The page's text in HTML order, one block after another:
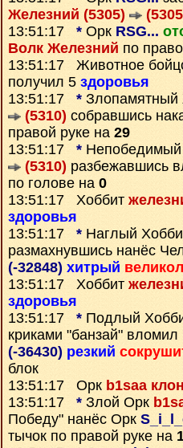
Железний (5305)
13:51:17 * Орк RSG...
Волк Железний по
13:51:17 Животное
получил 5 здоровья
13:51:17 * Злопамятный
(5310) собравшись
правой руке на 29
13:51:17 *
(5310) разбежавшись
по голове на 0
13:51:17 Хоббит
здоровья
13:51:17 * Наглый
размахнувшись нанёс
(-32848) хитрый
13:51:17 Хоббит
здоровья
13:51:17 * Подлый
криками "банзай" вломил
(-36430) резкий
блок
13:51:17 Орк b1saa
13:51:17 * Злой Орк
Победу" нанёс Орк
тычок по правой руке на